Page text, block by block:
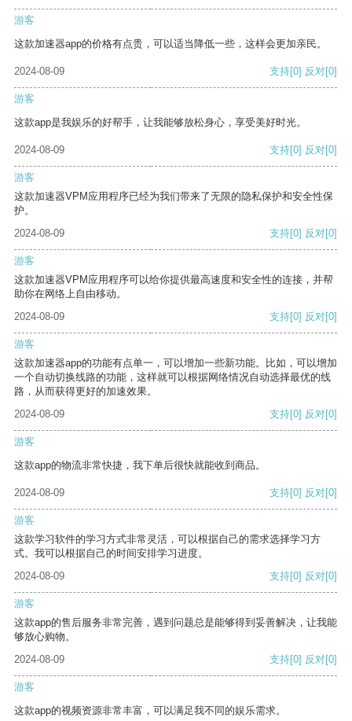
游客
这款加速器app的价格有点贵，可以适当降低一些，这样会更加亲民。
2024-08-09 支持[0] 反对[0]
游客
这款app是我娱乐的好帮手，让我能够放松身心，享受美好时光。
2024-08-09 支持[0] 反对[0]
游客
这款加速器VPM应用程序已经为我们带来了无限的隐私保护和安全性保
护。
2024-08-09
支持[0] 反对[0]
游客
这款加速器VPM应用程序可以给你提供最高速度和安全性的连接，并帮
助你在网络上自由移动。
2024-08-09
支持[0] 反对[0]
游客
这款加速器app的功能有点单一，可以增加一些新功能。比如，可以增加
一个自动切换线路的功能，这样就可以根据网络情况自动选择最优的线
路，从而获得更好的加速效果。
2024-08-09
支持[0] 反对[0]
游客
这款app的物流非常快捷，我下单后很快就能收到商品。
2024-08-09 支持[0] 反对[0]
游客
这款学习软件的学习方式非常灵活，可以根据自己的需求选择学习方
式。我可以根据自己的时间安排学习进度。
2024-08-09
支持[0] 反对[0]
游客
这款app的售后服务非常完善，遇到问题总是能够得到妥善解决，让我能
够放心购物。
2024-08-09
支持[0] 反对[0]
游客
这款app的视频资源非常丰富，可以满足我不同的娱乐需求。